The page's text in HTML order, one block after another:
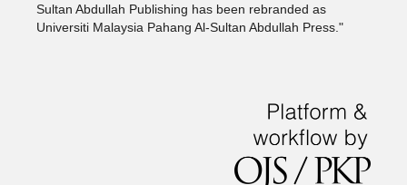
Sultan Abdullah Publishing has been rebranded as
Universiti Malaysia Pahang Al-Sultan Abdullah Press."